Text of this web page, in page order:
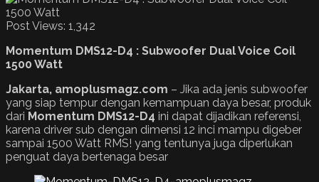
Post Views: 1,342
Momentum DMS12-D4 : Subwoofer Dual Voice Coil
1500 Watt
Jakarta, amoplusmagz.com – Jika ada jenis subwoofer
yang siap tempur dengan kemampuan daya besar, produk
dari Momentum DMS12-D4 ini dapat dijadikan referensi,
karena driver sub dengan dimensi 12 inci mampu digeber
sampai 1500 Watt RMS! yang tentunya juga diperlukan
penguat daya bertenaga besar